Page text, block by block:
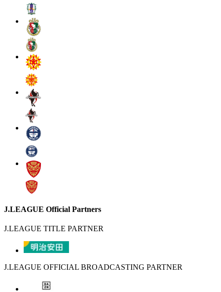
J.LEAGUE Official Partners
J.LEAGUE TITLE PARTNER
J.LEAGUE OFFICIAL BROADCASTING PARTNER